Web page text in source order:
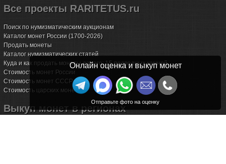
Все проекты RARITETUS.ru
Поиск по нумизматическим аукционам
Каталог монет России (1700-2026)
Продать монеты
Каталог нумизматических статей
Куда и как продать монеты дорого: 15 подводных камней
Стоимость монет России
Стоимость монет СССР
Стоимость царских монет
Выкуп монет в регионах
Онлайн оценка и выкуп монет